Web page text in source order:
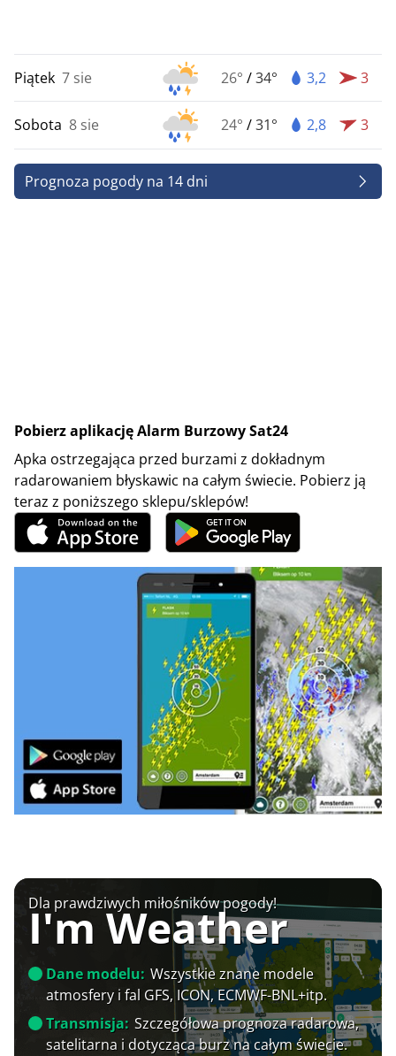
Piątek 7 sie 26° /34° 3,2 3
Sobota 8 sie 24° /31° 2,8 3
Prognoza pogody na 14 dni
Pobierz aplikację Alarm Burzowy Sat24
Apka ostrzegająca przed burzami z dokładnym
radarowaniem błyskawic na całym świecie. Pobierz ją
teraz z poniższego sklepu/sklepów!
Dla prawdziwych miłośników pogody!
I'm Weather
Dane modelu: Wszystkie znane modele
atmosfery i fal GFS, ICON, ECMWF-BNL+itp.
Transmisja: Szczegółowa prognoza radarowa,
satelitarna i dotycząca burz na całym świecie.